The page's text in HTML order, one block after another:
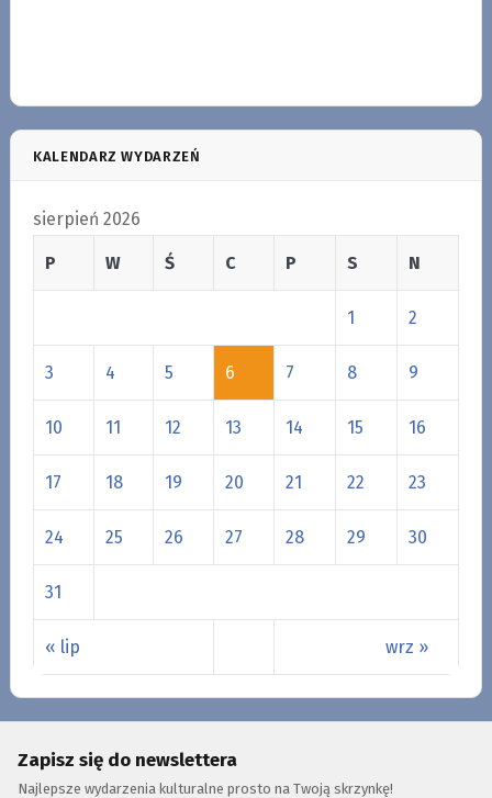
KALENDARZ WYDARZEŃ
sierpień 2026
P W Ś C P S N
« lip wrz »
1 2
3 4 5 6 7 8 9
10 11 12 13 14 15 16
17 18 19 20 21 22 23
24 25 26 27 28 29 30
31
Zapisz się do newslettera
Najlepsze wydarzenia kulturalne prosto na Twoją skrzynkę!